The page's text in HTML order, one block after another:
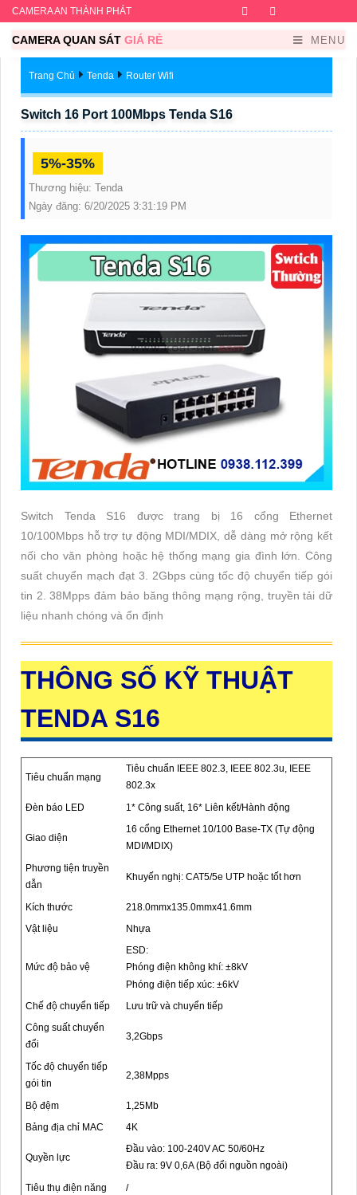
CAMERA AN THÀNH PHÁT Facebook
CAMERA QUAN SÁT GIÁ RẺ MENU
Trang Chủ Tenda Router Wifi
Switch 16 Port 100Mbps Tenda S16
5%-35%
Thương hiệu: Tenda
Ngày đăng: 6/20/2025 3:31:19 PM
Switch Tenda S16 được trang bị 16 cổng Ethernet
10/100Mbps hỗ trợ tự động MDI/MDIX, dễ dàng mở rộng kết
nối cho văn phòng hoặc hệ thống mạng gia đình lớn. Công
suất chuyển mạch đạt 3. 2Gbps cùng tốc độ chuyển tiếp gói
tin 2. 38Mpps đảm bảo băng thông mạng rộng, truyền tải dữ
liệu nhanh chóng và ổn định
THÔNG SỐ KỸ THUẬT
TENDA S16
Tiêu chuẩn mạng
Tiêu chuẩn IEEE 802.3, IEEE 802.3u, IEEE
802.3x
Đèn báo LED
1* Công suất, 16* Liên kết/Hành động
Giao diện
16 cổng Ethernet 10/100 Base-TX (Tự động
MDI/MDIX)
Phương tiện truyền
dẫn
Khuyến nghị: CAT5/5e UTP hoặc tốt hơn
Kích thước
218.0mmx135.0mmx41.6mm
Vật liệu
Nhựa
Mức độ bảo vệ
ESD:
Phóng điện không khí: ±8kV
Phóng điện tiếp xúc: ±6kV
Chế độ chuyển tiếp
Lưu trữ và chuyển tiếp
Công suất chuyển
đổi
3,2Gbps
Tốc độ chuyển tiếp
gói tin
2,38Mpps
Bộ đệm
1,25Mb
Bảng địa chỉ MAC
4K
Quyền lực
Đầu vào: 100-240V AC 50/60Hz
Đầu ra: 9V 0,6A (Bộ đổi nguồn ngoài)
Tiêu thụ điện năng
/